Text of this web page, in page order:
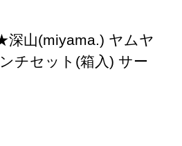
山(miyama.) ヤムヤ
チセット(箱入) サー